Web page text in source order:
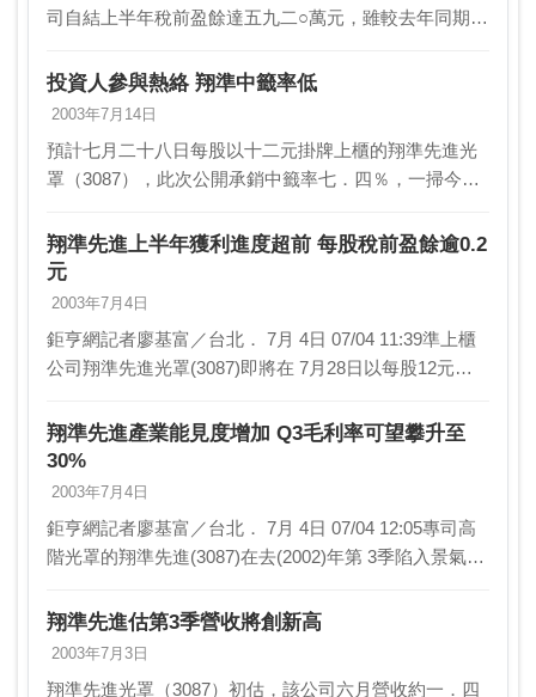
司自結上半年稅前盈餘達五九二○萬元，雖較去年同期衰
成公司前三季獲利目標四七二三萬元，年度達成率約三
七．…
投資人參與熱絡 翔準中籤率低
2003年7月14日
預計七月二十八日每股以十二元掛牌上櫃的翔準先進光
罩（3087），此次公開承銷中籤率七．四％，一掃今年
絡，顯示投資人已看好下半年股市行情，未來參與投
資…
翔準先進上半年獲利進度超前 每股稅前盈餘逾0.2
元
2003年7月4日
鉅亨網記者廖基富／台北． 7月 4日 07/04 11:39準上櫃
公司翔準先進光罩(3087)即將在 7月28日以每股12元掛
列的財務預測，今(…
翔準先進產業能見度增加 Q3毛利率可望攀升至
30%
2003年7月4日
鉅亨網記者廖基富／台北． 7月 4日 07/04 12:05專司高
階光罩的翔準先進(3087)在去(2002)年第 3季陷入景氣循
為佳。翔準先進…
翔準先進估第3季營收將創新高
2003年7月3日
翔準先進光罩（3087）初估，該公司六月營收約一．四